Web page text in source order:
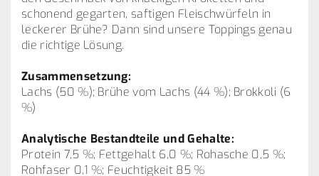
schonend gegarten, saftigen Fleischwürfeln in
leckerer Brühe? Dann sind unsere Toppings genau
die richtige Lösung.
Zusammensetzung:
Lachs (50 %); Brühe vom Lachs (44 %); Brokkoli (6
%)
Analytische Bestandteile und Gehalte:
Protein 7,5 %; Fettgehalt 6,0 %; Rohasche 0,5 %;
Rohfaser 0,1 %; Feuchtigkeit 85 %